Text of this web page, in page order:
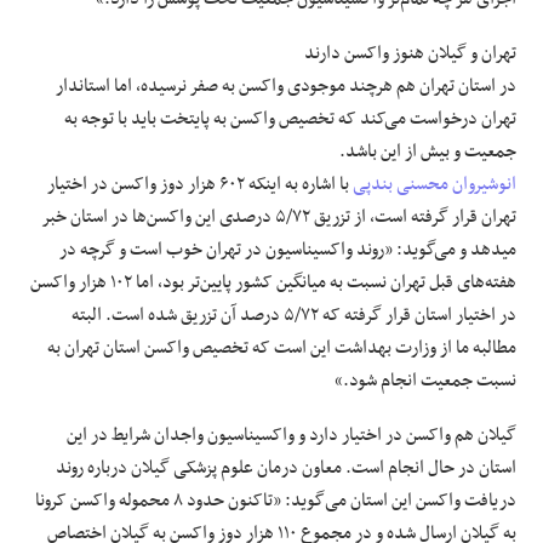
تهران و گیلان هنوز واکسن دارند
در استان تهران هم هرچند موجودی واکسن به صفر نرسیده، اما استاندار
تهران درخواست می‌کند که تخصیص واکسن به پایتخت باید با توجه به
جمعیت و بیش از این باشد.
انوشیروان محسنی بندپی
با اشاره به اینکه ۶۰۲ هزار دوز واکسن در اختیار
تهران قرار گرفته است، از تزریق ۵/۷۲ درصدی این واکسن‌ها در استان خبر
می‎دهد و می‌گوید: «روند واکسیناسیون در تهران خوب است و گرچه در
هفته‌های قبل تهران نسبت به میانگین کشور پایین‌تر بود، اما ۱۰۲ هزار واکسن
در اختیار استان قرار گرفته که ۵/۷۲ درصد آن تزریق شده است. البته
مطالبه ما از وزارت بهداشت این است که تخصیص واکسن استان تهران به
نسبت جمعیت انجام شود.»
گیلان هم واکسن در اختیار دارد و واکسیناسیون واجدان شرایط در این
استان در حال انجام است. معاون درمان علوم پزشکی گیلان درباره روند
دریافت واکسن این استان می‌‎گوید: «تاکنون حدود ۸ محموله واکسن کرونا
به گیلان ارسال شده و در مجموع ۱۱۰ هزار دوز واکسن به گیلان اختصاص